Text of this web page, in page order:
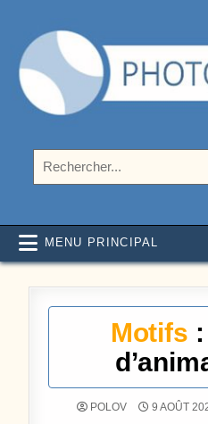
Photoshoplus
MENU PRINCIPAL
Motifs
POLOV 9 AOÛT